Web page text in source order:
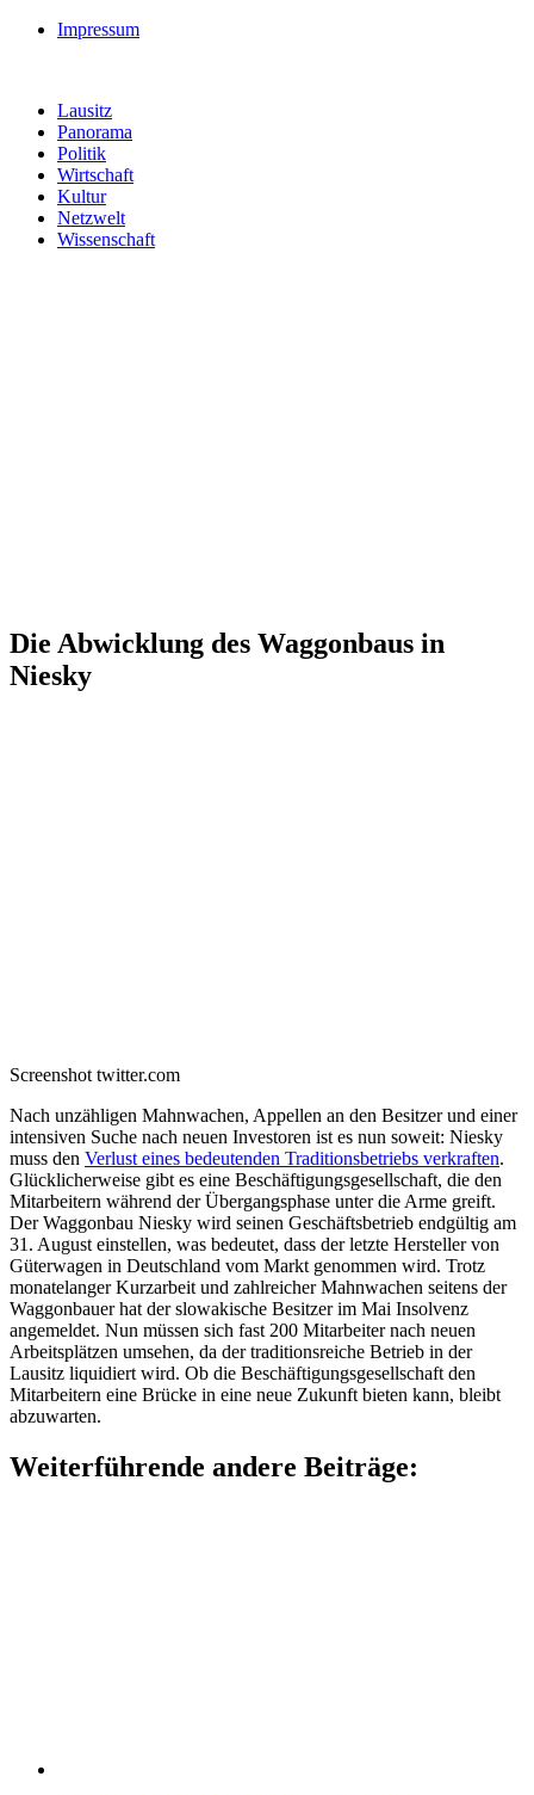
Impressum
Lausitz
Panorama
Politik
Wirtschaft
Kultur
Netzwelt
Wissenschaft
Die Abwicklung des Waggonbaus in
Niesky
Screenshot twitter.com
Nach unzähligen Mahnwachen, Appellen an den Besitzer und einer
intensiven Suche nach neuen Investoren ist es nun soweit: Niesky
muss den Verlust eines bedeutenden Traditionsbetriebs verkraften.
Glücklicherweise gibt es eine Beschäftigungsgesellschaft, die den
Mitarbeitern während der Übergangsphase unter die Arme greift.
Der Waggonbau Niesky wird seinen Geschäftsbetrieb endgültig am
31. August einstellen, was bedeutet, dass der letzte Hersteller von
Güterwagen in Deutschland vom Markt genommen wird. Trotz
monatelanger Kurzarbeit und zahlreicher Mahnwachen seitens der
Waggonbauer hat der slowakische Besitzer im Mai Insolvenz
angemeldet. Nun müssen sich fast 200 Mitarbeiter nach neuen
Arbeitsplätzen umsehen, da der traditionsreiche Betrieb in der
Lausitz liquidiert wird. Ob die Beschäftigungsgesellschaft den
Mitarbeitern eine Brücke in eine neue Zukunft bieten kann, bleibt
abzuwarten.
Weiterführende andere Beiträge: